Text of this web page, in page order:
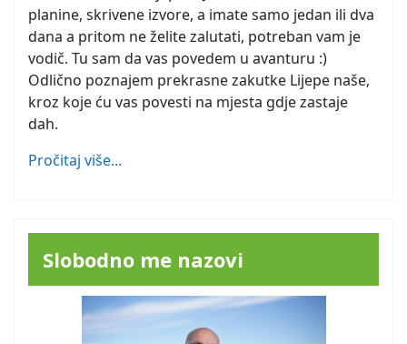
planine, skrivene izvore, a imate samo jedan ili dva
dana a pritom ne želite zalutati, potreban vam je
vodič. Tu sam da vas povedem u avanturu :)
Odlično poznajem prekrasne zakutke Lijepe naše,
kroz koje ću vas povesti na mjesta gdje zastaje
dah.
Pročitaj više...
Slobodno me nazovi